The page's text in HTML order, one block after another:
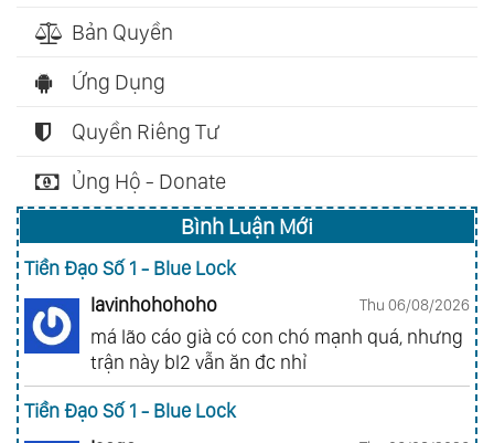
Bản Quyền
Ứng Dụng
Quyền Riêng Tư
Ủng Hộ - Donate
Bình Luận Mới
Tiền Đạo Số 1 - Blue Lock
lavinhohohoho
Thu 06/08/2026
má lão cáo già có con chó mạnh quá, nhưng
trận này bl2 vẫn ăn đc nhỉ
Tiền Đạo Số 1 - Blue Lock